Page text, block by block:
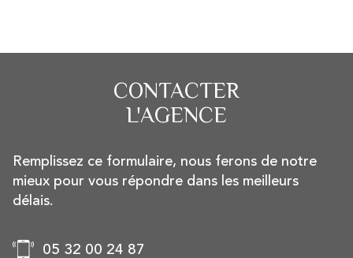
CONTACTER
L'AGENCE
Remplissez ce formulaire, nous ferons de notre
mieux pour vous répondre dans les meilleurs
délais.
05 32 00 24 87